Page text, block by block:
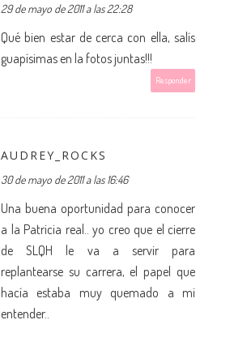
29 de mayo de 2011 a las 22:28
Qué bien estar de cerca con ella, salís
guapísimas en la fotos juntas!!!
Responder
AUDREY_ROCKS
30 de mayo de 2011 a las 16:46
Una buena oportunidad para conocer
a la Patricia real.. yo creo que el cierre
de SLQH le va a servir para
replantearse su carrera, el papel que
hacía estaba muy quemado a mi
entender..